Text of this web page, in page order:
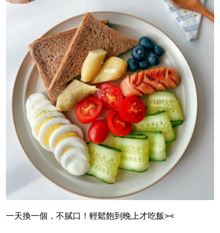
一天換一個，不膩口！輕鬆飽到晚上才吃飯><